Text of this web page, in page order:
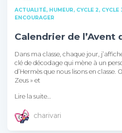
ACTUALITÉ, HUMEUR CYCLE 2 CYCLE
ENCOURAGER
Calendrier de l’Avent
Dans ma classe, chaque jour,
clé de décodage qui mène à un
d’Hermès que nous lisons en classe.
Zeus » et
Lire la suite…
charivari